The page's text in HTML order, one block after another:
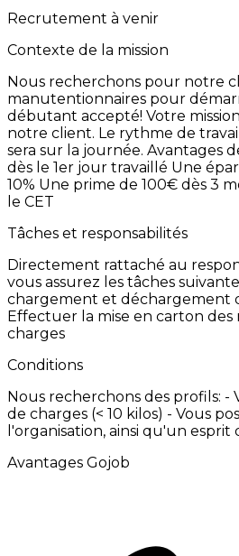
Recrutement à venir
Contexte de la mission
Nous recherchons pour notre
manutentionnaires pour
débutant accepté! Votre mission
notre client. Le rythme de travail
sera sur la journée. Avantages
dès le 1er jour travaillé Une
10% Une prime de 100€ dès 3
le CET
Tâches et responsabilités
Directement rattaché au
vous assurez les tâches
chargement et déchargement
Effectuer la mise en carton des
charges
Conditions
Nous recherchons des profils: -
de charges (< 10 kilos) - Vous
l'organisation, ainsi qu'un esprit
Avantages Gojob